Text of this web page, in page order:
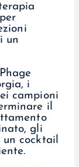
un
i
campioni
il
gli
cocktail